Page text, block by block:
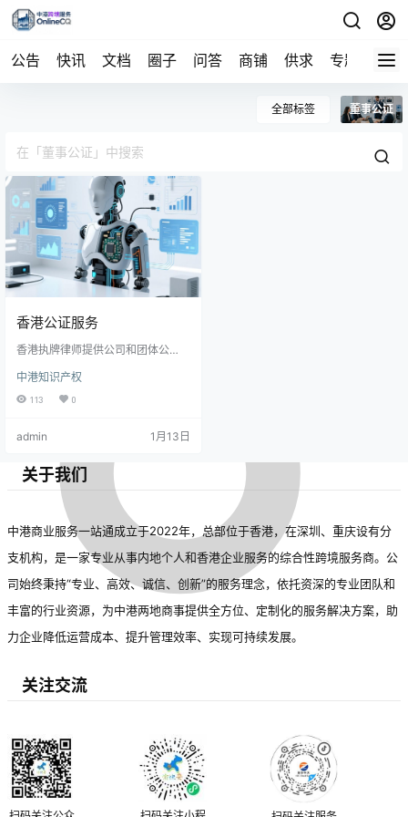
公告 快讯 文档 圈子 问答 商铺 供求 专题 导航
全部标签 董事公证
香港公证服务
香港执牌律师提供公司和团体公
份公证等，并可用于中国内地重要
场合。
中港知识产权
113 0
admin 1月13日
关于我们
中港商业服务一站通成立于2022年，总部位于香港，在深圳、重庆设有分
支机构，是一家专业从事内地个人和香港企业服务的综合性跨境服务商。公
司始终秉持“专业、高效、诚信、创新”的服务理念，依托资深的专业团队和
丰富的行业资源，为中港两地商事提供全方位、定制化的服务解决方案，助
力企业降低运营成本、提升管理效率、实现可持续发展。
关注交流